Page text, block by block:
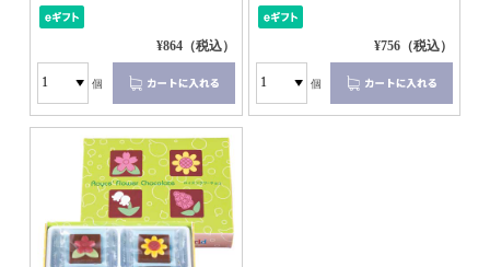
¥864（税込）
個
¥756（税込）
個